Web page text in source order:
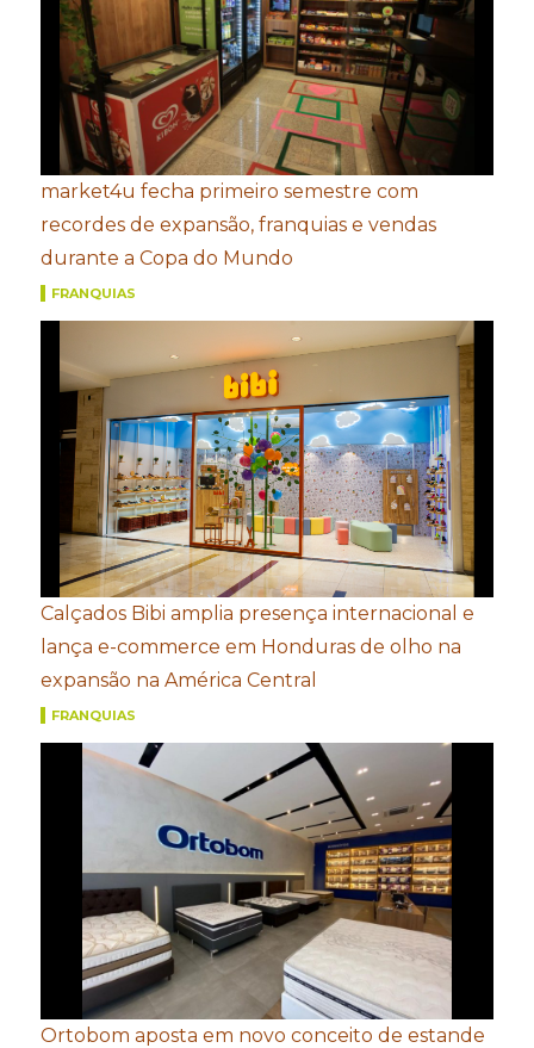
market4u fecha primeiro semestre com
recordes de expansão, franquias e vendas
durante a Copa do Mundo
FRANQUIAS
Calçados Bibi amplia presença internacional e
lança e-commerce em Honduras de olho na
expansão na América Central
FRANQUIAS
Ortobom aposta em novo conceito de estande